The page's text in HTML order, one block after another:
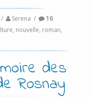
/ Serena /
16
, nouvelle, roman,
des
Rosnay